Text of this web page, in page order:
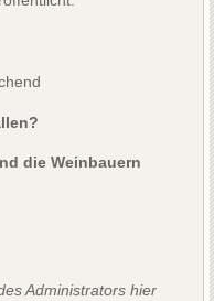
die Weinbauern
Administrators hier